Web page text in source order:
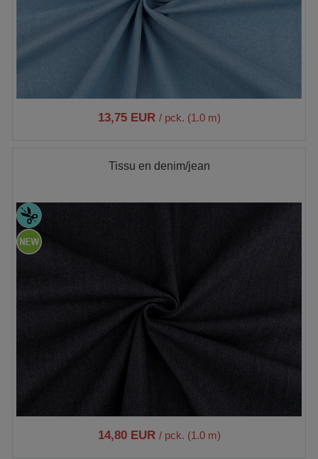
13,75 EUR / pck. (1.0 m)
Tissu en denim/jean
14,80 EUR / pck. (1.0 m)